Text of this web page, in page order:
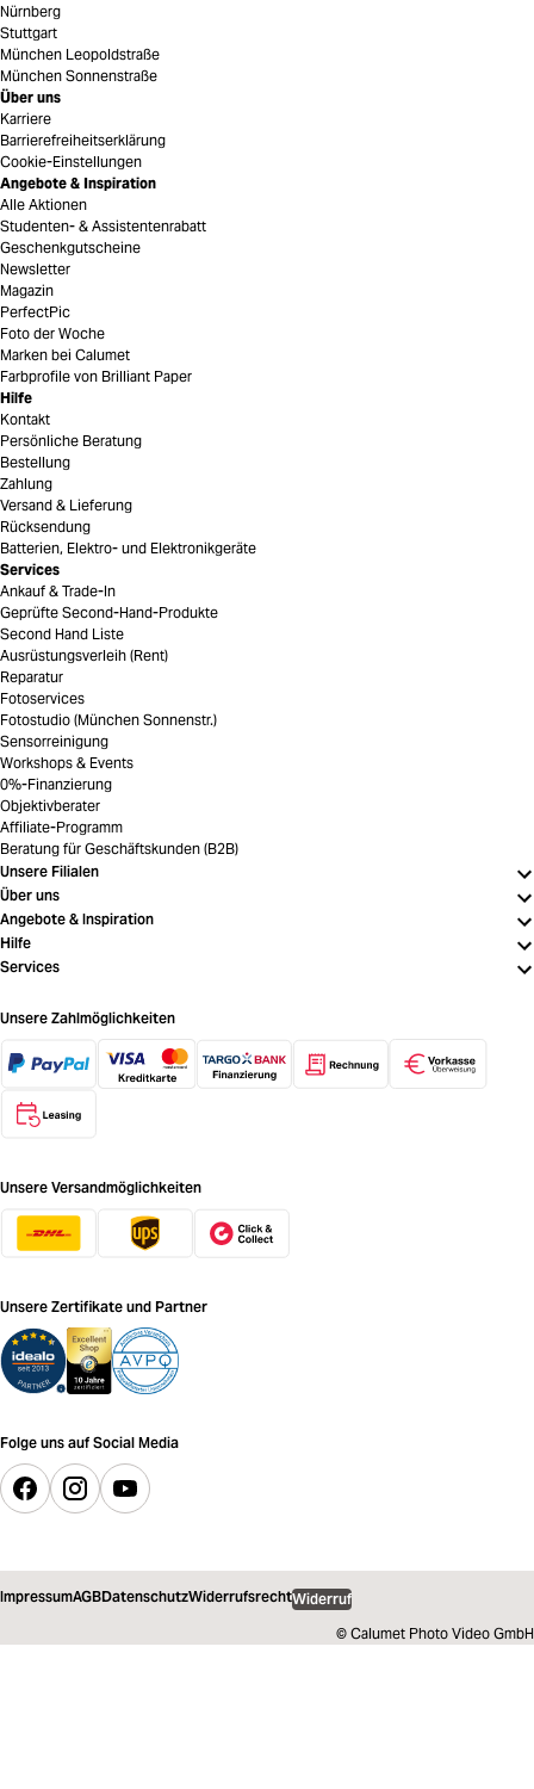
Nürnberg
Stuttgart
München Leopoldstraße
München Sonnenstraße
Über uns
Karriere
Barrierefreiheitserklärung
Cookie-Einstellungen
Angebote & Inspiration
Alle Aktionen
Studenten- & Assistentenrabatt
Geschenkgutscheine
Newsletter
Magazin
PerfectPic
Foto der Woche
Marken bei Calumet
Farbprofile von Brilliant Paper
Hilfe
Kontakt
Persönliche Beratung
Bestellung
Zahlung
Versand & Lieferung
Rücksendung
Batterien, Elektro- und Elektronikgeräte
Services
Ankauf & Trade-In
Geprüfte Second-Hand-Produkte
Second Hand Liste
Ausrüstungsverleih (Rent)
Reparatur
Fotoservices
Fotostudio (München Sonnenstr.)
Sensorreinigung
Workshops & Events
0%-Finanzierung
Objektivberater
Affiliate-Programm
Beratung für Geschäftskunden (B2B)
Unsere Filialen
Über uns
Angebote & Inspiration
Hilfe
Services
Unsere Zahlmöglichkeiten
Unsere Versandmöglichkeiten
Unsere Zertifikate und Partner
Folge uns auf Social Media
ImpressumAGBDatenschutzWiderrufsrechtWiderruf
© Calumet Photo Video GmbH